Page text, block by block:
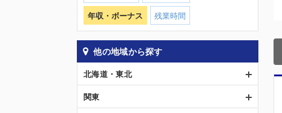
年収・ボーナス
残業時間
他の地域から探す
北海道・東北
関東